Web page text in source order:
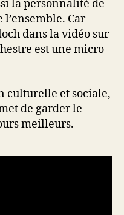
la personnalité de
Car
dans la vidéo sur
est une micro-
culturelle et sociale,
de garder le
meilleurs.